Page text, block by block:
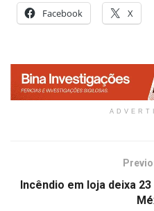
Facebook X
Incêndio em loja deixa